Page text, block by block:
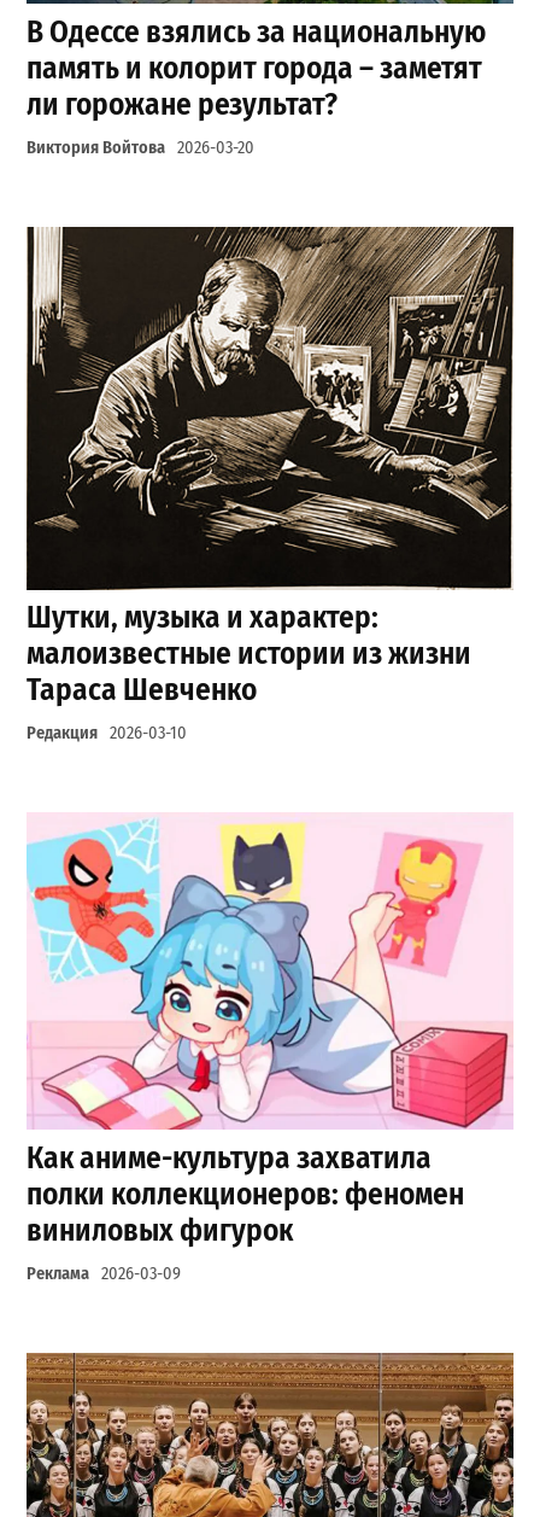
В Одессе взялись за национальную
память и колорит города – заметят
ли горожане результат?
Виктория Войтова 2026-03-20
Шутки, музыка и характер:
малоизвестные истории из жизни
Тараса Шевченко
Редакция 2026-03-10
Как аниме-культура захватила
полки коллекционеров: феномен
виниловых фигурок
Реклама 2026-03-09